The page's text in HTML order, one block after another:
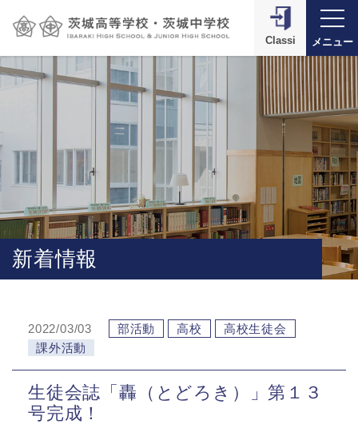
Classi メニュー
新着情報
2022/03/03 部活動 高校
高校生徒会
課外活動
生徒会誌「轟（とどろき）」第１３
号完成！